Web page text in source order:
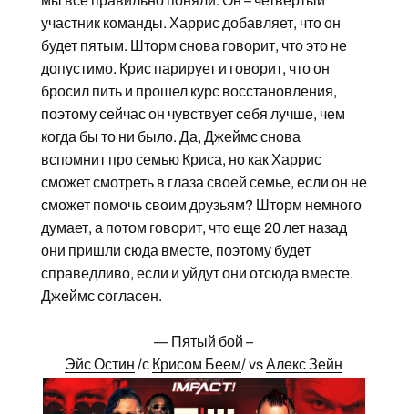
участник команды. Харрис добавляет, что он
будет пятым. Шторм снова говорит, что это не
допустимо. Крис парирует и говорит, что он
бросил пить и прошел курс восстановления,
поэтому сейчас он чувствует себя лучше, чем
когда бы то ни было. Да, Джеймс снова
вспомнит про семью Криса, но как Харрис
сможет смотреть в глаза своей семье, если он не
сможет помочь своим друзьям? Шторм немного
думает, а потом говорит, что еще 20 лет назад
они пришли сюда вместе, поэтому будет
справедливо, если и уйдут они отсюда вместе.
Джеймс согласен.
— Пятый бой –
Эйс Остин /с Крисом Беем/ vsАлекс Зейн